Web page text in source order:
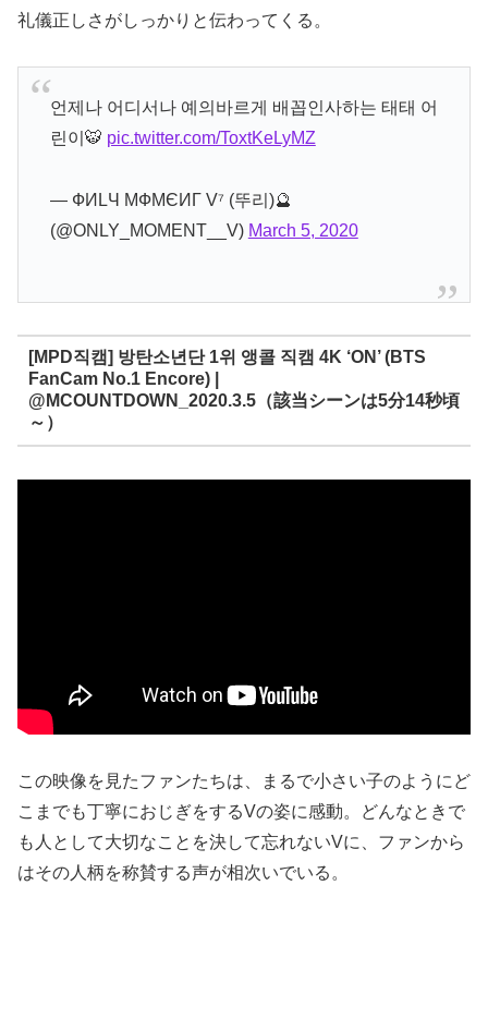
礼儀正しさがしっかりと伝わってくる。
언제나 어디서나 예의바르게 배꼽인사하는 태태 어
린이🐯 pic.twitter.com/ToxtKeLyMZ
— ФИLЧ МФМЄИГ V⁷ (뚜리)🔮
(@ONLY_MOMENT__V) March 5, 2020
[MPD직캠] 방탄소년단 1위 앵콜 직캠 4K ‘ON’ (BTS
FanCam No.1 Encore) |
@MCOUNTDOWN_2020.3.5（該当シーンは5分14秒頃
～）
この映像を見たファンたちは、まるで小さい子のようにど
こまでも丁寧におじぎをするVの姿に感動。どんなときで
も人として大切なことを決して忘れないVに、ファンから
はその人柄を称賛する声が相次いでいる。